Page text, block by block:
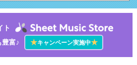
ト
豊富♪
★キャンペーン実施中★